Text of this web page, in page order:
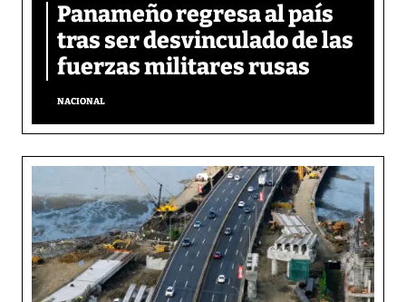
Panameño regresa al país
tras ser desvinculado de las
fuerzas militares rusas
NACIONAL